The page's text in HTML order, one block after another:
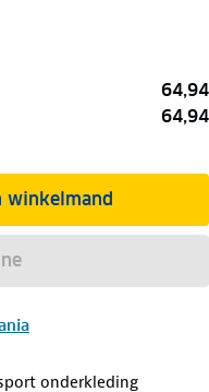
64,94
64,94
winkelmand
onderkleding